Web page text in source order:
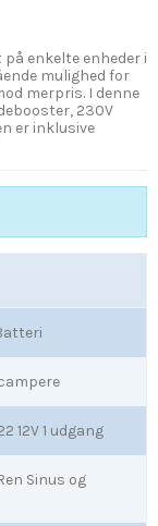
enkelte enheder i
mulighed for
merpris. I denne
230V
er inklusive
12V 1 udgang
Sinus og